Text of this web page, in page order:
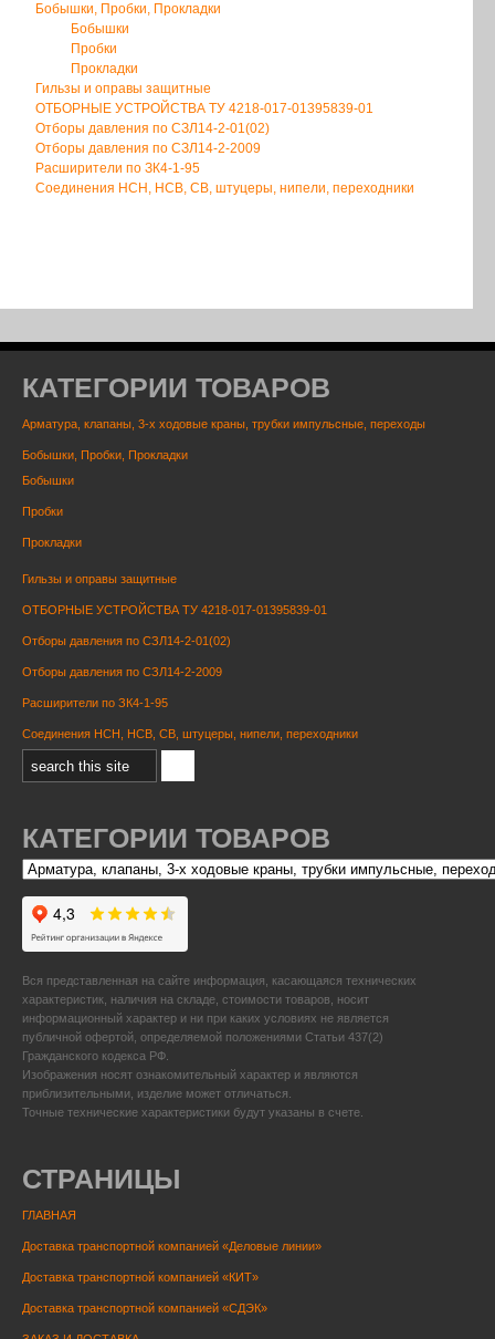
Бобышки, Пробки, Прокладки
Бобышки
Пробки
Прокладки
Гильзы и оправы защитные
ОТБОРНЫЕ УСТРОЙСТВА ТУ 4218-017-01395839-01
Отборы давления по СЗЛ14-2-01(02)
Отборы давления по СЗЛ14-2-2009
Расширители по ЗК4-1-95
Соединения НСН, НСВ, СВ, штуцеры, нипели, переходники
КАТЕГОРИИ ТОВАРОВ
Арматура, клапаны, 3-х ходовые краны, трубки импульсные, переходы
Бобышки, Пробки, Прокладки
Бобышки
Пробки
Прокладки
Гильзы и оправы защитные
ОТБОРНЫЕ УСТРОЙСТВА ТУ 4218-017-01395839-01
Отборы давления по СЗЛ14-2-01(02)
Отборы давления по СЗЛ14-2-2009
Расширители по ЗК4-1-95
Соединения НСН, НСВ, СВ, штуцеры, нипели, переходники
КАТЕГОРИИ ТОВАРОВ
Вся представленная на сайте информация, касающаяся технических
характеристик, наличия на складе, стоимости товаров, носит
информационный характер и ни при каких условиях не является
публичной офертой, определяемой положениями Статьи 437(2)
Гражданского кодекса РФ.
Изображения носят ознакомительный характер и являются
приблизительными, изделие может отличаться.
Точные технические характеристики будут указаны в счете.
СТРАНИЦЫ
ГЛАВНАЯ
Доставка транспортной компанией «Деловые линии»
Доставка транспортной компанией «КИТ»
Доставка транспортной компанией «СДЭК»